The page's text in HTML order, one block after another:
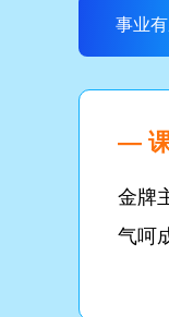
事业
—
金牌
气呵